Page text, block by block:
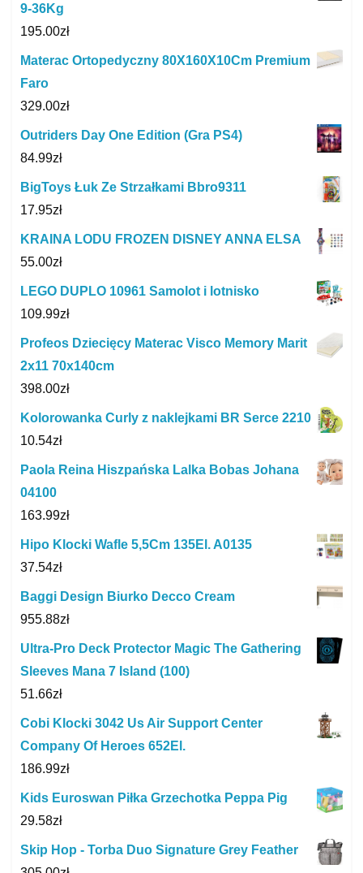
9-36Kg
195.00zł
Materac Ortopedyczny 80X160X10Cm Premium
Faro
329.00zł
Outriders Day One Edition (Gra PS4)
84.99zł
BigToys Łuk Ze Strzałkami Bbro9311
17.95zł
KRAINA LODU FROZEN DISNEY ANNA ELSA
55.00zł
LEGO DUPLO 10961 Samolot i lotnisko
109.99zł
Profeos Dziecięcy Materac Visco Memory Marit
2x11 70x140cm
398.00zł
Kolorowanka Curly z naklejkami BR Serce 2210
10.54zł
Paola Reina Hiszpańska Lalka Bobas Johana
04100
163.99zł
Hipo Klocki Wafle 5,5Cm 135El. A0135
37.54zł
Baggi Design Biurko Decco Cream
955.88zł
Ultra-Pro Deck Protector Magic The Gathering
Sleeves Mana 7 Island (100)
51.66zł
Cobi Klocki 3042 Us Air Support Center
Company Of Heroes 652El.
186.99zł
Kids Euroswan Piłka Grzechotka Peppa Pig
29.58zł
Skip Hop - Torba Duo Signature Grey Feather